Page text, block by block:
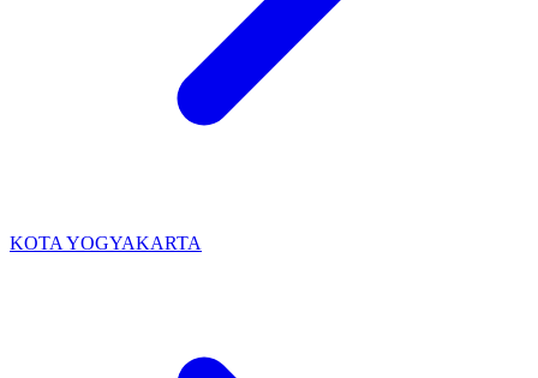
KOTA YOGYAKARTA